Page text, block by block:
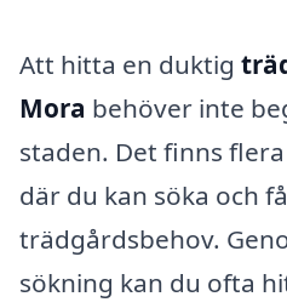
Att hitta en duktig
Mora behöver inte
staden. Det finns
där du kan söka och
trädgårdsbehov.
sökning kan du ofta